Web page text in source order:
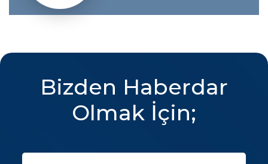
Bizden Haberdar
Olmak İçin;